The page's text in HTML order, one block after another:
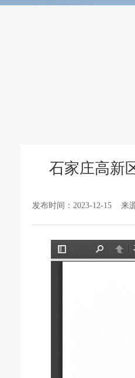
石家庄高新
发布时间：2023-12-15 来